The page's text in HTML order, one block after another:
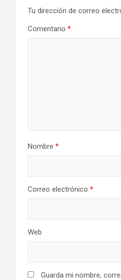
Tu dirección de correo
Comentario *
Nombre *
Correo electrónico *
Web
Guarda mi nombre,